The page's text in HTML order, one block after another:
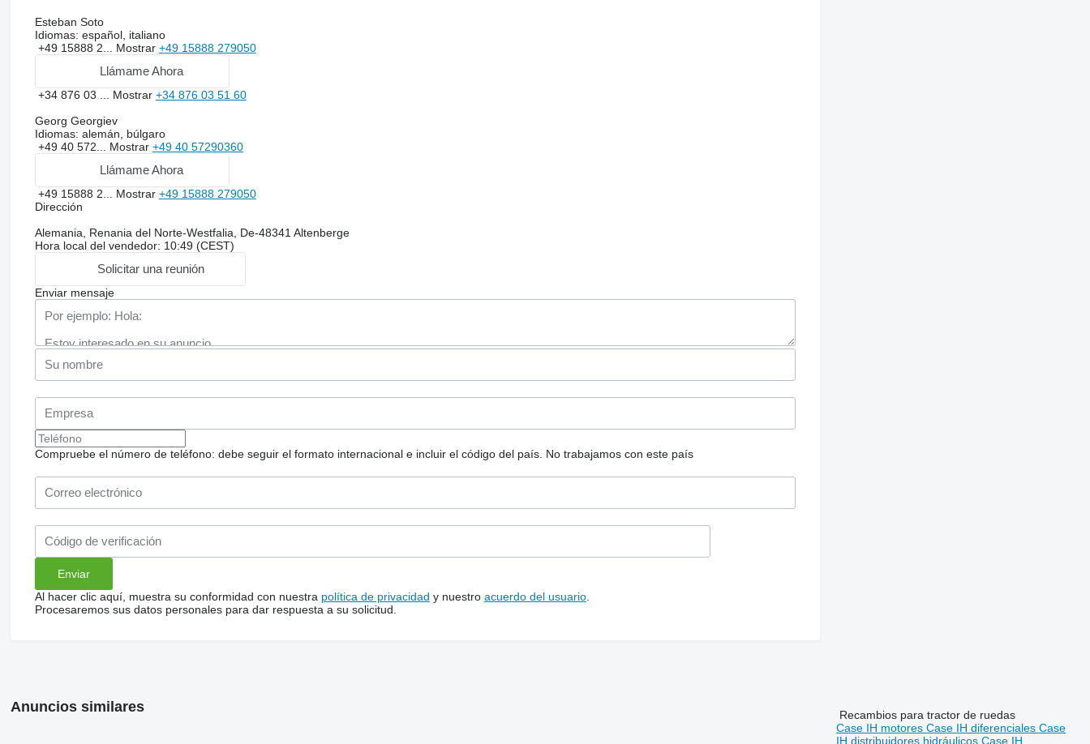
Esteban Soto
Idiomas: español, italiano
+49 15888 2... Mostrar +49 15888 279050
Llámame Ahora
+34 876 03 ... Mostrar +34 876 03 51 60
Georg Georgiev
Idiomas: alemán, búlgaro
+49 40 572... Mostrar +49 40 57290360
Llámame Ahora
+49 15888 2... Mostrar +49 15888 279050
Dirección
Alemania, Renania del Norte-Westfalia, De-48341 Altenberge
Hora local del vendedor: 10:49 (CEST)
Solicitar una reunión
Enviar mensaje
Compruebe el número de teléfono: debe seguir el formato internacional e incluir el código del país. No trabajamos con este país
Al hacer clic aquí, muestra su conformidad con nuestra política de privacidad y nuestro acuerdo del usuario.
Procesaremos sus datos personales para dar respuesta a su solicitud.
Anuncios similares
Recambios para tractor de ruedas
Case IH motoresCase IH diferencialesCase
IH distribuidores hidráulicosCase IH